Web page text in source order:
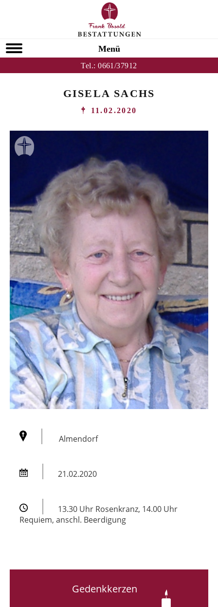
Menü
Tel.:0661/37912
GISELA SACHS
11.02.2020
Almendorf
21.02.2020
13.30 Uhr Rosenkranz, 14.00 Uhr
Requiem, anschl. Beerdigung
Gedenkkerzen